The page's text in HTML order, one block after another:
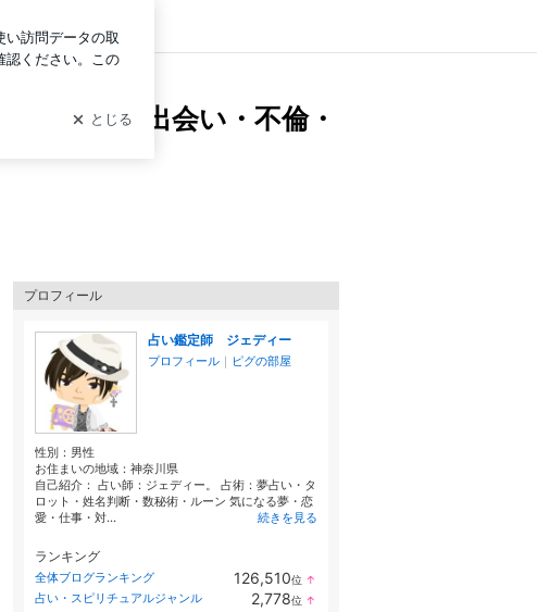
仕事・結婚・出会い・不倫・復縁・SNS・転職etc』
ログイン
・結婚・出会い・不倫・
プロフィール
占い鑑定師 ジェディー
プロフィール ｜ ピグの部屋
性別： 男性
お住まいの地域： 神奈川県
自己紹介： 占い師：ジェディー。 占術：夢占い・タ
ロット・姓名判断・数秘術・ルーン 気になる夢・恋
愛・仕事・対...
続きを見る
ランキング
全体ブログランキング 126,510位 ↑
占い・スピリチュアルジャンル 2,778位 ↑